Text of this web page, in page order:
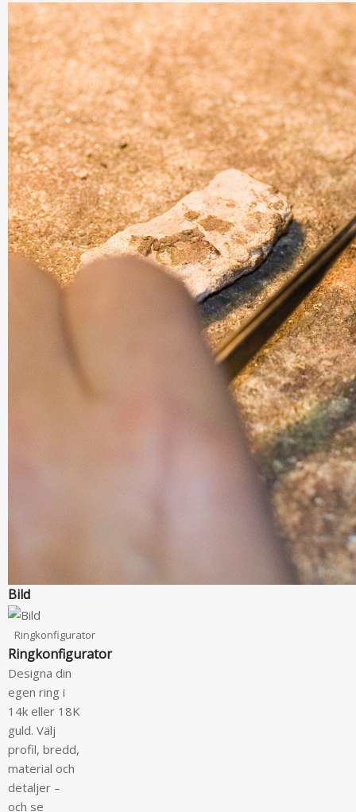
Bild
Ringkonfigurator
Ringkonfigurator
Designa din
egen ring i
14k eller 18K
guld. Välj
profil, bredd,
material och
detaljer –
och se